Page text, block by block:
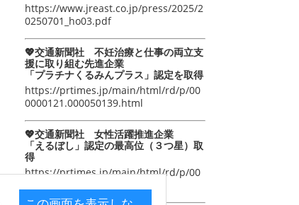
https://www.jreast.co.jp/press/2025/2
0250701_ho03.pdf
💖交通新聞社 不妊治療と仕事の両立支
援に取り組む先進企業
「プラチナくるみんプラス」認定を取得
https://prtimes.jp/main/html/rd/p/00
0000121.000050139.html
💖交通新聞社 女性活躍推進企業
「えるぼし」認定の最高位（３つ星）取
得
https://prtimes.jp/main/html/rd/p/00